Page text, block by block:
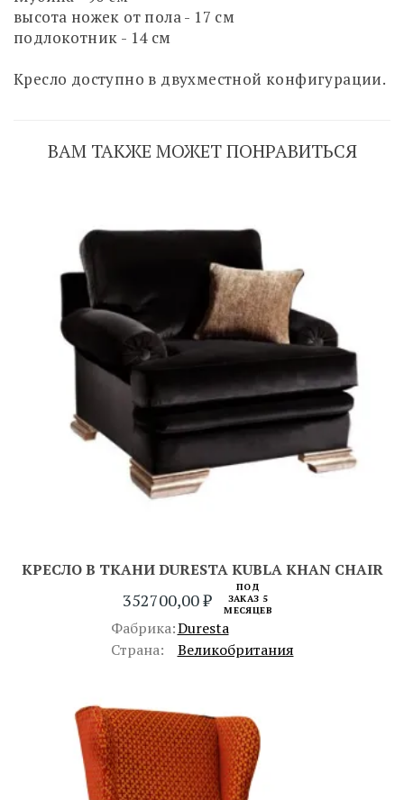
высота ножек от пола - 17 см
подлокотник - 14 см
Кресло доступно в двухместной конфигурации.
ВАМ ТАКЖЕ МОЖЕТ ПОНРАВИТЬСЯ
КРЕСЛО В ТКАНИ DURESTA KUBLA KHAN CHAIR
352700,00₽
ПОД
ЗАКАЗ 5
МЕСЯЦЕВ
Фабрика:Duresta
Страна:
Великобритания